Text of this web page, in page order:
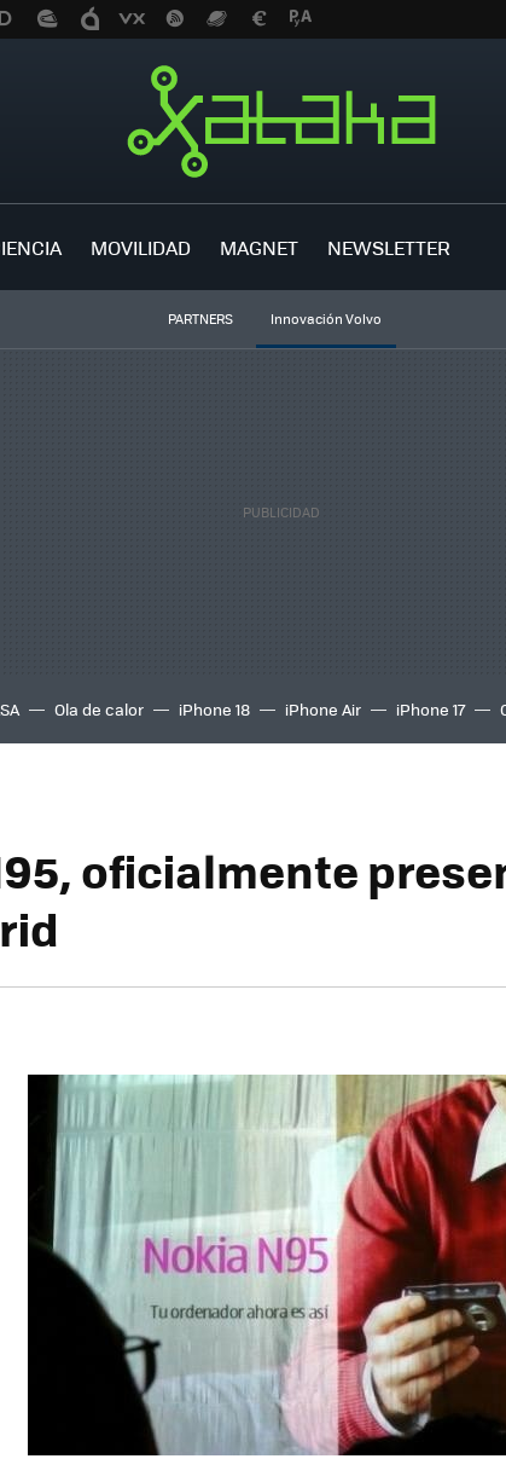
MOVILIDAD MAGNET NEWSLETTER
PARTNERS Innovación Volvo
Ola de calor iPhone 18 iPhone Air iPhone 17
oficialmente